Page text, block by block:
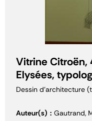
Vitrine Citroën,
Elysées,
Dessin d'architecture
Auteur(s)
Gautrand,